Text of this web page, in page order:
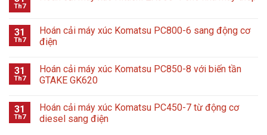
Th7
31
Th7
Hoán cải máy xúc Komatsu PC800-6 sang động cơ
điện
31
Th7
Hoán cải máy xúc Komatsu PC850-8 với biến tần
GTAKE GK620
31
Th7
Hoán cải máy xúc Komatsu PC450-7 từ động cơ
diesel sang điện